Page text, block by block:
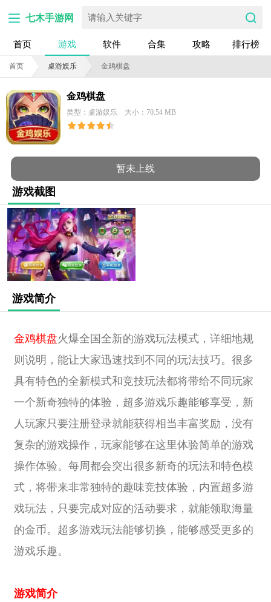
七木手游网
首页 游戏 软件 合集 攻略 排行榜
首页 桌游娱乐 金鸡棋盘
金鸡棋盘
类型：桌游娱乐 大小：70.54 MB
暂未上线
游戏截图
游戏简介
金鸡棋盘火爆全国全新的游戏玩法模式，详细地规
则说明，能让大家迅速找到不同的玩法技巧。很多
具有特色的全新模式和竞技玩法都将带给不同玩家
一个新奇独特的体验，超多游戏乐趣能够享受，新
人玩家只要注册登录就能获得相当丰富奖励，没有
复杂的游戏操作，玩家能够在这里体验简单的游戏
操作体验。每周都会突出很多新奇的玩法和特色模
式，将带来非常独特的趣味竞技体验，内置超多游
戏玩法，只要完成对应的活动要求，就能领取海量
的金币。超多游戏玩法能够切换，能够感受更多的
游戏乐趣。
游戏简介